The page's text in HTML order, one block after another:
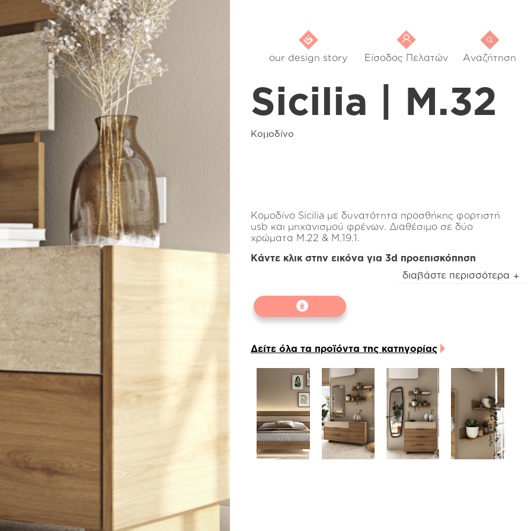
our design story Είσοδος Πελατών Αναζήτηση
ISAVELLA
KIDS LAND
Sicilia | M.32
Κομοδίνο
Κομοδίνο Sicilia με δυνατότητα προσθήκης φορτιστή
usb και μηχανισμού φρένων. Διαθέσιμο σε δύο
χρώματα Μ.22 & Μ.19.1.
Κάντε κλικ στην εικόνα για 3d προεπισκόπηση
Το κομοδίνο Sicilia είναι κατασκευασμένο από τεχνητό
διαθέτει ιδιαίτερη ανάγλυφη διακοσμητική επιφάνεια
στην επάνω αλλά και την μπροστινή του πλευρά. Όλα
τα υλικά που χρησιμοποιούνται για την κατασκευή
scratch coating για μεγάλη αντοχή στις γρατζουνιές
και ευκολία στο καθάρισμα και των πιο δύσκολων
Το κομοδίνο διαθέτει δύο συρτάρια αποθήκευσης, το
εσωτερικών των οποίων είναι κατασκευασμένο από
ανάγλυφη μελαμίνη σε χρώμα linen beige, ενώ οι
μηχανισμοί είναι ρόδας Teflon ιταλικής προέλευσης.
Επίσης, μπορούν να τοποθετηθούν μηχανισμοί soft
close για αθόρυβη λειτουργία. Μπορείτε επίσης να
αναβαθμίσετε το προϊόν και την καθημερινότητα σας
διαβάστε περισσότερα
Δείτε όλα τα προϊόντα της κατηγορίας